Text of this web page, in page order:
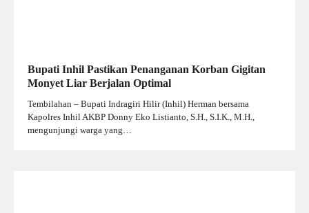
Bupati Inhil Pastikan Penanganan Korban Gigitan
Monyet Liar Berjalan Optimal
Tembilahan – Bupati Indragiri Hilir (Inhil) Herman bersama
Kapolres Inhil AKBP Donny Eko Listianto, S.H., S.I.K., M.H.,
mengunjungi warga yang…